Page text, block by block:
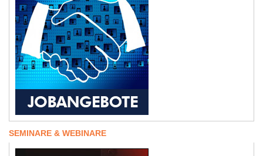
SEMINARE & WEBINARE